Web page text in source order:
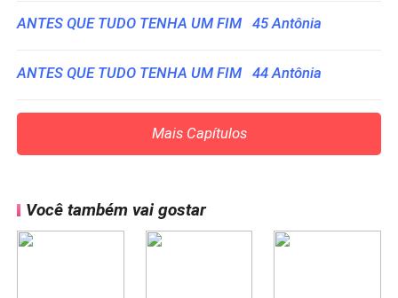
ANTES QUE TUDO TENHA UM FIM 45 Antônia
ANTES QUE TUDO TENHA UM FIM 44 Antônia
Mais Capítulos
Você também vai gostar